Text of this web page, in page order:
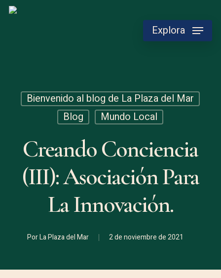
Skip
Explora
Bienvenido al blog de La Plaza del Mar
Blog
Mundo Local
Creando Conciencia
(III): Asociación Para
La Innovación.
PorLa Plaza del Mar 2 de noviembre de 2021